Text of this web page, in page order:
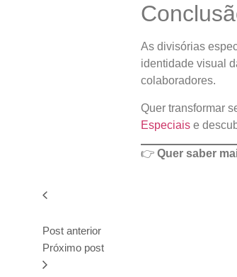
As divisórias
identidade visual
colaboradores.
Quer transformar
Especiais e
👉 Quer saber
Post anterior
Próximo post